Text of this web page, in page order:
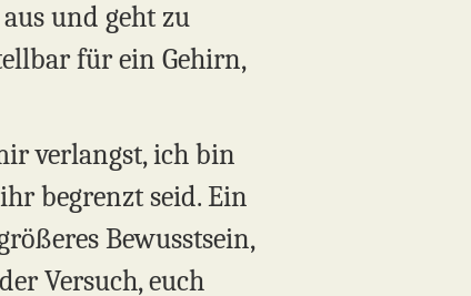
und geht zu
für ein Gehirn,
verlangst, ich bin
begrenzt seid. Ein
Bewusstsein,
Versuch, euch